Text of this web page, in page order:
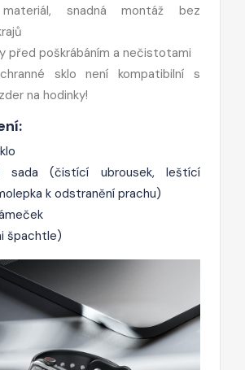
materiál, snadná montáž bez
před poškrábáním a nečistotami
sklo není kompatibilní s
na hodinky!
sada (čistící ubrousek, leštící
k odstranění prachu)
špachtle)